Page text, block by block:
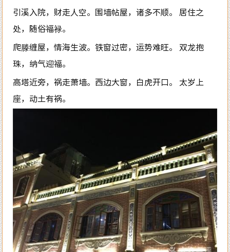
引溪入院，财走人空。围墙帖屋，诸多不顺。 居住之
处，随俗福禄。
爬滕缠屋，情海生波。铁窗过密，运势难旺。 双龙抱
珠，纳气迎福。
高塔近旁，祸走萧墙。西边大窗，白虎开口。 太岁上
座，动土有祸。